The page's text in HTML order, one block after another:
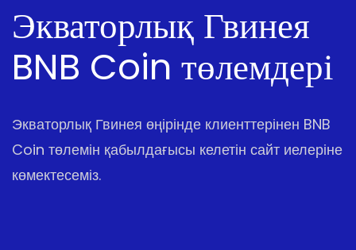
Экваторлық Гвинея
BNB Coin төлемдері
Экваторлық Гвинея өңірінде клиенттерінен BNB
Coin төлемін қабылдағысы келетін сайт иелеріне
көмектесеміз.